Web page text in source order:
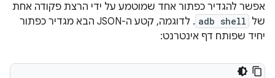
אפשר להגדיר כפתור אחד שמוטמע על ידי הרצת פקודה אחת
של adb shell
. לדוגמה, קטע ה-JSON הבא מגדיר כפתור
יחיד שפותח דף אינטרנט: